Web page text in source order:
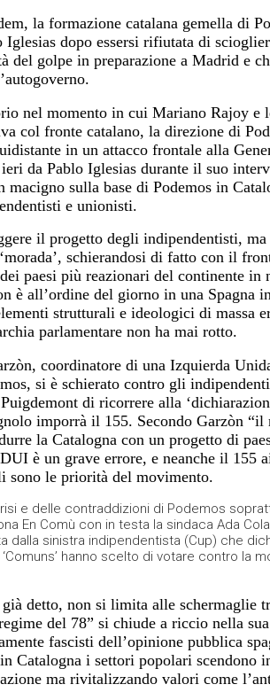
la formazione catalana gemella di
Iglesias dopo essersi rifiutata di
del golpe in preparazione a Madrid e
nel momento in cui Mariano Rajoy e
col fronte catalano, la direzione di
in un attacco frontale alla
da Pablo Iglesias durante il suo
macigno sulla base di Podemos in
e unionisti.
il progetto degli indipendentisti,
schierandosi di fatto con il
paesi più reazionari del continente in
è all’ordine del giorno in una
strutturali e ideologici di massa
parlamentare non ha mai rotto.
coordinatore di una Izquierda
si è schierato contro gli
di ricorrere alla
imporrà il 155. Secondo Garzòn
la Catalogna con un progetto di
è un grave errore, e neanche il 155
sono le priorità del movimento.
e delle contraddizioni di Podemos
En Comù con in testa la sindaca Ada
dalla sinistra indipendentista (Cup) che
‘Comuns’ hanno scelto di votare contro la
detto, non si limita alle schermaglie
del 78” si chiude a riccio nella
fascisti dell’opinione pubblica
Catalogna i settori popolari scendono
ma rivitalizzando valori come